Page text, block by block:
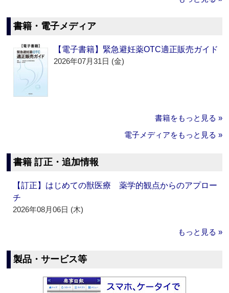
書籍・電子メディア
【電子書籍】緊急避妊薬OTC適正販売ガイド
2026年07月31日 (金)
書籍をもっと見る »
電子メディアをもっと見る »
書籍 訂正・追加情報
【訂正】はじめての獣医療 薬学的観点からのアプロー
チ
2026年08月06日 (木)
もっと見る »
製品・サービス等